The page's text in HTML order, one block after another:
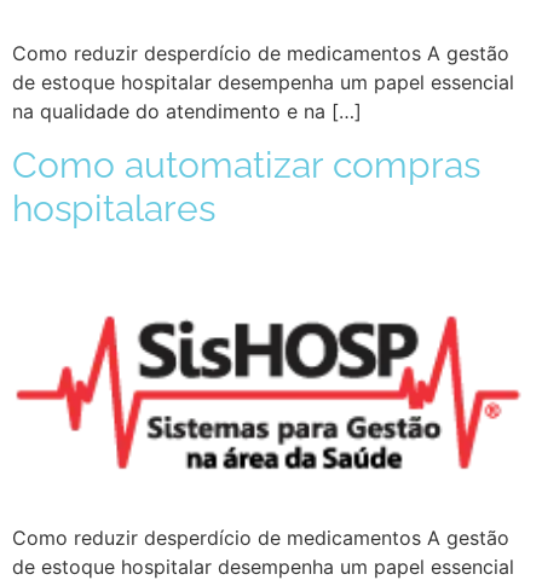
Como reduzir desperdício de medicamentos A gestão
de estoque hospitalar desempenha um papel essencial
na qualidade do atendimento e na […]
Como automatizar compras
hospitalares
Como reduzir desperdício de medicamentos A gestão
de estoque hospitalar desempenha um papel essencial